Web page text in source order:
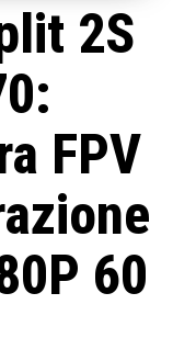
2S
FPV
60